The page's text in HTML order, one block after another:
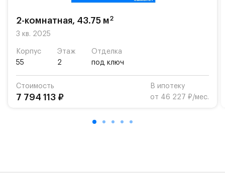
Для автомобилистов — закрытые озеленённые
парковки.
Территория квартала приватная, въезд
осуществляется по пропускам.#yan19-2r1520867#
2-комнатная, 43.75 м2
3 кв. 2025
Корпус
55
Этаж
2
Отделка
под ключ
Стоимость
7 794 113 ₽
В ипотеку
от 46 227 ₽/мес.